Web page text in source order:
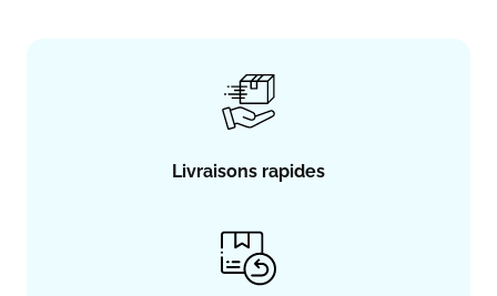
Livraisons rapides